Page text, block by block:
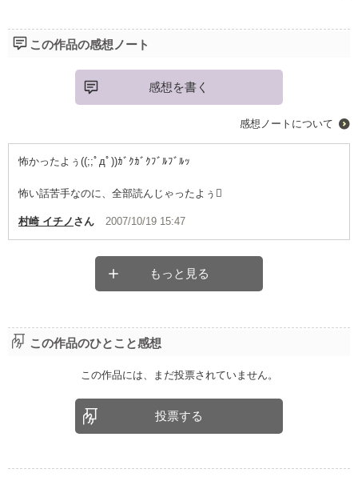
この作品の感想ノート
感想を書く
感想ノートについて
怖かったよぅ((;;ﾟдﾟ))ｶﾞｸｶﾞｸﾌﾞﾙﾌﾞﾙｯ
怖い話苦手なのに、全部読んじゃったよぅ
村崎 イチノ さん 2007/10/19 15:47
もっと見る
この作品のひとこと感想
この作品には、まだ投票されていません。
投票する